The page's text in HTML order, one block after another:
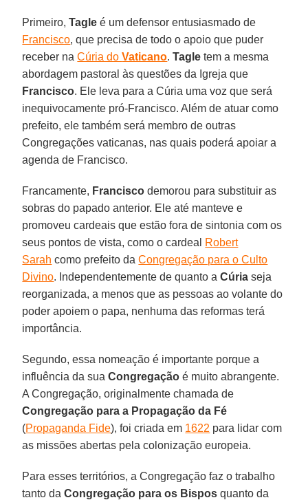
Primeiro,Tagle é um defensor entusiasmado de
Francisco, que precisa de todo o apoio que puder
receber naCúria doVaticano.Tagle tem a mesma
abordagem pastoral às questões da Igreja que
Francisco. Ele leva para a Cúria uma voz que será
inequivocamente pró-Francisco. Além de atuar como
prefeito, ele também será membro de outras
Congregações vaticanas, nas quais poderá apoiar a
agenda de Francisco.
Francamente, Francisco demorou para substituir as
sobras do papado anterior. Ele até manteve e
promoveu cardeais que estão fora de sintonia com os
seus pontos de vista, como o cardeal Robert
Sarah como prefeito daCongregação para o Culto
Divino. Independentemente de quanto aCúria seja
reorganizada, a menos que as pessoas ao volante do
poder apoiem o papa, nenhuma das reformas terá
importância.
Segundo, essa nomeação é importante porque a
influência da suaCongregação é muito abrangente.
A Congregação, originalmente chamada de
Congregação para a Propagação da Fé
(Propaganda Fide), foi criada em 1622 para lidar com
as missões abertas pela colonização europeia.
Para esses territórios, a Congregação faz o trabalho
tanto daCongregação para os Bispos quanto da